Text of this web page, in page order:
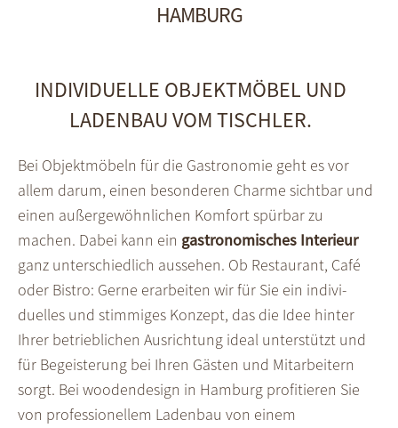
HAMBURG
INDIVIDUELLE OBJEKTMÖBEL UND
LADENBAU VOM TISCHLER.
Bei Objektmöbeln für die Gastro­nomie geht es vor
allem darum, einen besonderen Charme sicht­bar und
einen außer­gewöhn­lichen Komfort spürbar zu
machen. Dabei kann ein gastro­no­misches Interieur
ganz unter­schiedlich aus­sehen. Ob Restau­rant, Café
oder Bistro: Gerne erarbeiten wir für Sie ein indivi­
duelles und stimmiges Konzept, das die Idee hinter
Ihrer betrieb­lichen Aus­richtung ideal unter­stützt und
für Begeis­terung bei Ihren Gästen und Mit­arbeitern
sorgt. Bei woodendesign in Hamburg profitieren Sie
von professionellem Ladenbau von einem